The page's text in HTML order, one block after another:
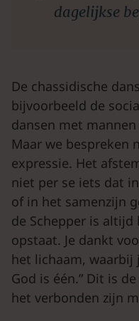
dagelijkse
De chassidische
bijvoorbeeld de
dansen met
Maar we bespreken
expressie. Het
niet per se iets dat
of in het samenzijn
de Schepper is
opstaat. Je dankt
het lichaam, waarbij
God is één.” Dit is
het verbonden zijn